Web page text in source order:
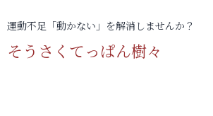
運動不足「動かない」を解消しませんか？
そうさくてっぱん樹々